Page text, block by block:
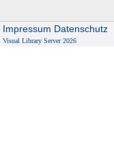
Impressum Datenschutz
Visual Library Server 2026